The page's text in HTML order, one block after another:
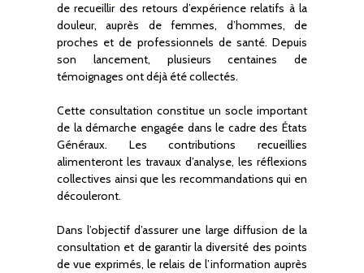
de recueillir des retours d’expérience relatifs à la
douleur, auprès de femmes, d’hommes, de
proches et de professionnels de santé. Depuis
son lancement, plusieurs centaines de
témoignages ont déjà été collectés.
Cette consultation constitue un socle important
de la démarche engagée dans le cadre des États
Généraux. Les contributions recueillies
alimenteront les travaux d’analyse, les réflexions
collectives ainsi que les recommandations qui en
découleront.
Dans l’objectif d’assurer une large diffusion de la
consultation et de garantir la diversité des points
de vue exprimés, le relais de l’information auprès